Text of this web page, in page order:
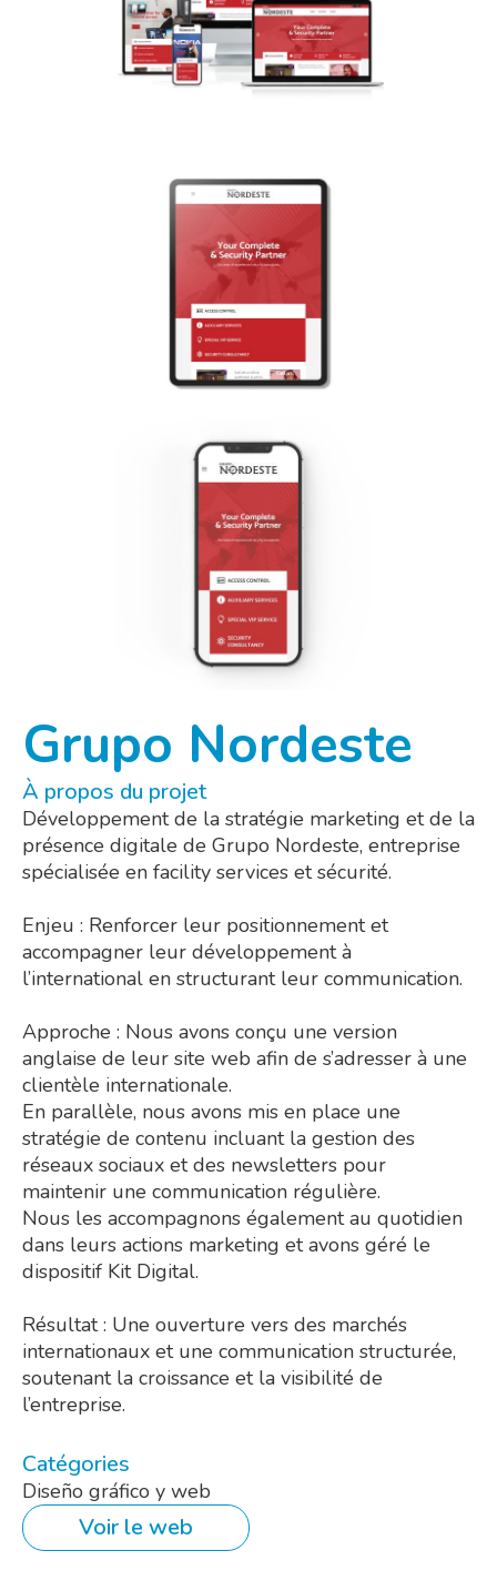
Grupo Nordeste
À propos du projet
Développement de la stratégie marketing et de la
présence digitale de Grupo Nordeste, entreprise
spécialisée en facility services et sécurité.
Enjeu : Renforcer leur positionnement et
accompagner leur développement à
l’international en structurant leur communication.
Approche : Nous avons conçu une version
anglaise de leur site web afin de s’adresser à une
clientèle internationale.
En parallèle, nous avons mis en place une
stratégie de contenu incluant la gestion des
réseaux sociaux et des newsletters pour
maintenir une communication régulière.
Nous les accompagnons également au quotidien
dans leurs actions marketing et avons géré le
dispositif Kit Digital.
Résultat : Une ouverture vers des marchés
internationaux et une communication structurée,
soutenant la croissance et la visibilité de
l’entreprise.
Catégories
Diseño gráfico y web
Voir le web